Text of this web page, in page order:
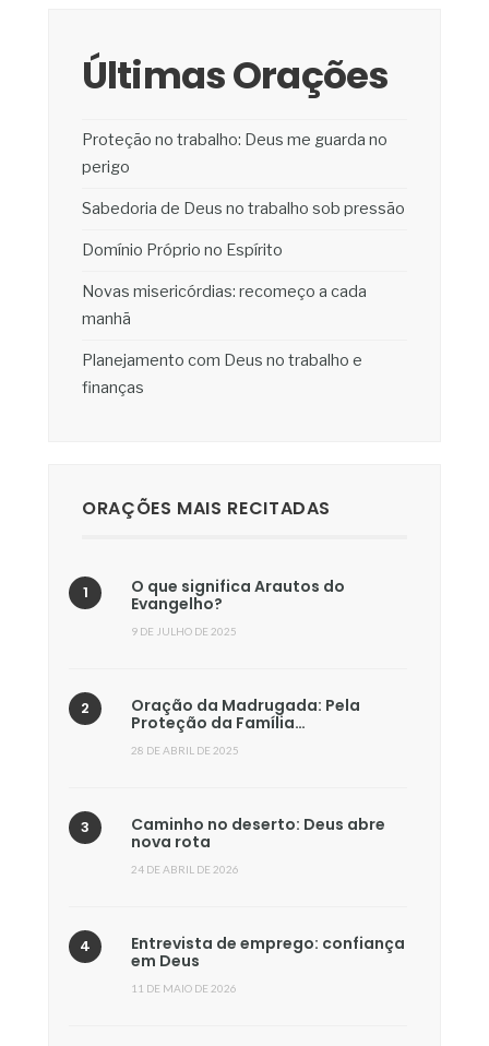
Últimas Orações
Proteção no trabalho: Deus me guarda no
perigo
Sabedoria de Deus no trabalho sob pressão
Domínio Próprio no Espírito
Novas misericórdias: recomeço a cada
manhã
Planejamento com Deus no trabalho e
finanças
ORAÇÕES MAIS RECITADAS
O que significa Arautos do
Evangelho?
9 DE JULHO DE 2025
Oração da Madrugada: Pela
Proteção da Família…
28 DE ABRIL DE 2025
Caminho no deserto: Deus abre
nova rota
24 DE ABRIL DE 2026
Entrevista de emprego: confiança
em Deus
11 DE MAIO DE 2026